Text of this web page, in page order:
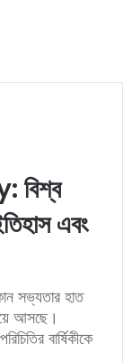
এবং
সভ্যতার হাত
আসছে।
বার্ষিকীকে